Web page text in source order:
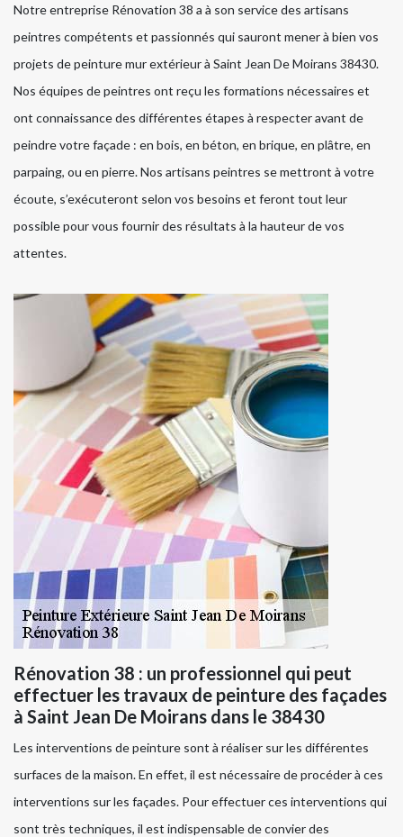
Notre entreprise Rénovation 38 a à son service des artisans
peintres compétents et passionnés qui sauront mener à bien vos
projets de peinture mur extérieur à Saint Jean De Moirans 38430.
Nos équipes de peintres ont reçu les formations nécessaires et
ont connaissance des différentes étapes à respecter avant de
peindre votre façade : en bois, en béton, en brique, en plâtre, en
parpaing, ou en pierre. Nos artisans peintres se mettront à votre
écoute, s’exécuteront selon vos besoins et feront tout leur
possible pour vous fournir des résultats à la hauteur de vos
attentes.
Rénovation 38 : un professionnel qui peut
effectuer les travaux de peinture des façades
à Saint Jean De Moirans dans le 38430
Les interventions de peinture sont à réaliser sur les différentes
surfaces de la maison. En effet, il est nécessaire de procéder à ces
interventions sur les façades. Pour effectuer ces interventions qui
sont très techniques, il est indispensable de convier des